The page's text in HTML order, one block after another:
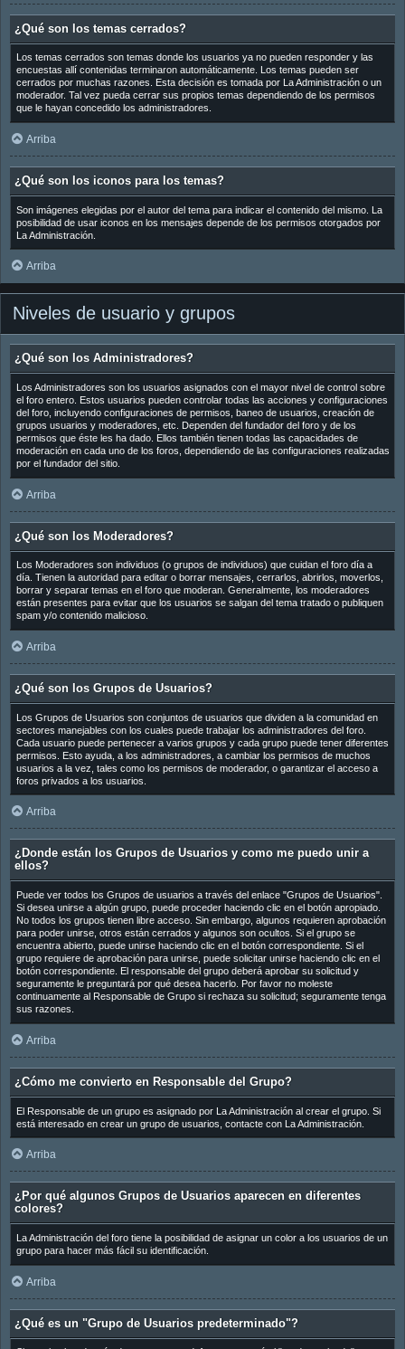
¿Qué son los temas cerrados?
Los temas cerrados son temas donde los usuarios ya no pueden responder y las
encuestas allí contenidas terminaron automáticamente. Los temas pueden ser
cerrados por muchas razones. Esta decisión es tomada por La Administración o un
moderador. Tal vez pueda cerrar sus propios temas dependiendo de los permisos
que le hayan concedido los administradores.
Arriba
¿Qué son los iconos para los temas?
Son imágenes elegidas por el autor del tema para indicar el contenido del mismo. La
posibilidad de usar iconos en los mensajes depende de los permisos otorgados por
La Administración.
Arriba
Niveles de usuario y grupos
¿Qué son los Administradores?
Los Administradores son los usuarios asignados con el mayor nivel de control sobre
el foro entero. Estos usuarios pueden controlar todas las acciones y configuraciones
del foro, incluyendo configuraciones de permisos, baneo de usuarios, creación de
grupos usuarios y moderadores, etc. Dependen del fundador del foro y de los
permisos que éste les ha dado. Ellos también tienen todas las capacidades de
moderación en cada uno de los foros, dependiendo de las configuraciones realizadas
por el fundador del sitio.
Arriba
¿Qué son los Moderadores?
Los Moderadores son individuos (o grupos de individuos) que cuidan el foro día a
día. Tienen la autoridad para editar o borrar mensajes, cerrarlos, abrirlos, moverlos,
borrar y separar temas en el foro que moderan. Generalmente, los moderadores
están presentes para evitar que los usuarios se salgan del tema tratado o publiquen
spam y/o contenido malicioso.
Arriba
¿Qué son los Grupos de Usuarios?
Los Grupos de Usuarios son conjuntos de usuarios que dividen a la comunidad en
sectores manejables con los cuales puede trabajar los administradores del foro.
Cada usuario puede pertenecer a varios grupos y cada grupo puede tener diferentes
permisos. Esto ayuda, a los administradores, a cambiar los permisos de muchos
usuarios a la vez, tales como los permisos de moderador, o garantizar el acceso a
foros privados a los usuarios.
Arriba
¿Donde están los Grupos de Usuarios y como me puedo unir a
ellos?
Puede ver todos los Grupos de usuarios a través del enlace "Grupos de Usuarios".
Si desea unirse a algún grupo, puede proceder haciendo clic en el botón apropiado.
No todos los grupos tienen libre acceso. Sin embargo, algunos requieren aprobación
para poder unirse, otros están cerrados y algunos son ocultos. Si el grupo se
encuentra abierto, puede unirse haciendo clic en el botón correspondiente. Si el
grupo requiere de aprobación para unirse, puede solicitar unirse haciendo clic en el
botón correspondiente. El responsable del grupo deberá aprobar su solicitud y
seguramente le preguntará por qué desea hacerlo. Por favor no moleste
continuamente al Responsable de Grupo si rechaza su solicitud; seguramente tenga
sus razones.
Arriba
¿Cómo me convierto en Responsable del Grupo?
El Responsable de un grupo es asignado por La Administración al crear el grupo. Si
está interesado en crear un grupo de usuarios, contacte con La Administración.
Arriba
¿Por qué algunos Grupos de Usuarios aparecen en diferentes
colores?
La Administración del foro tiene la posibilidad de asignar un color a los usuarios de un
grupo para hacer más fácil su identificación.
Arriba
¿Qué es un "Grupo de Usuarios predeterminado"?